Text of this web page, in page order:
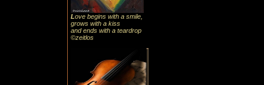
Love begins with a smile,
grows with a kiss
and ends with a teardrop
©zeitlos